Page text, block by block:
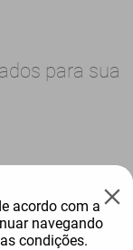
para sua
acordo com a
navegando
condições.